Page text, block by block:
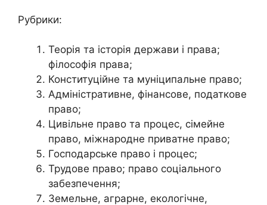
Рубрики:
Теорія та історія держави і права;
філософія права;
Конституційне та муніципальне право;
Адміністративне, фінансове, податкове
право;
Цивільне право та процес, сімейне
право, міжнародне приватне право;
Господарське право і процес;
Трудове право; право соціального
забезпечення;
Земельне, аграрне, екологічне,